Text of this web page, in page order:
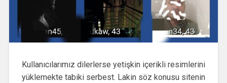
Kullanıcılarımız dilerlerse yetişkin içerikli resimlerini
yüklemekte tabiki serbest. Lakin söz konusu sitenin